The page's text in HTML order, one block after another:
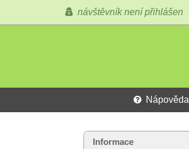
návštěvník není přihlášen
Nápověda
Informace